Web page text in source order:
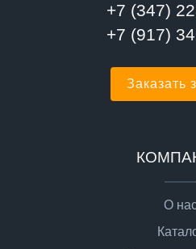
+7 (347)
+7 (917)
Заказать
О